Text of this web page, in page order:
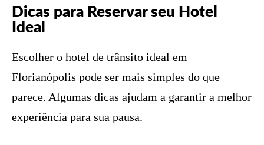
Dicas para Reservar seu Hotel
Ideal
Escolher o hotel de trânsito ideal em
Florianópolis pode ser mais simples do que
parece. Algumas dicas ajudam a garantir a melhor
experiência para sua pausa.